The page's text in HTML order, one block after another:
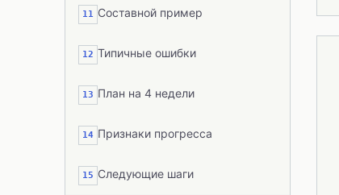
11 Составной пример
12 Типичные ошибки
13 План на 4 недели
14 Признаки прогресса
15 Следующие шаги